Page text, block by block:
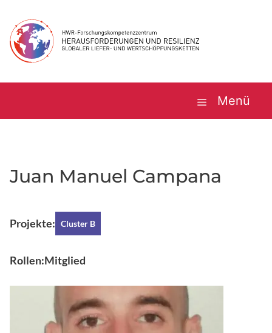
Inhalt
springen
Menü
Juan Manuel Campana
Projekte: Cluster B
Rollen:Mitglied